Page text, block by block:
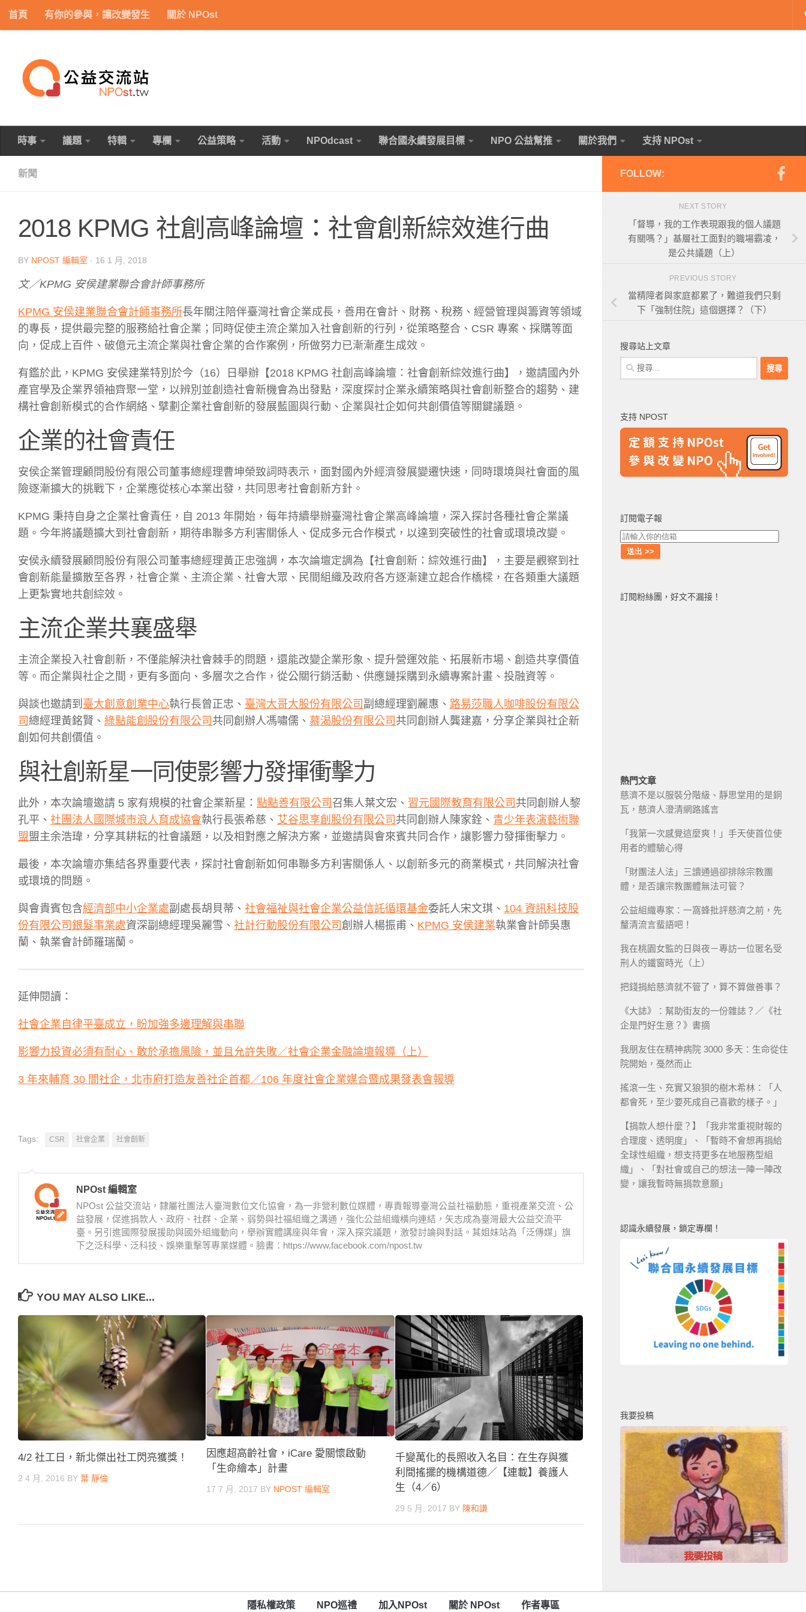
Skip to content
首頁 有你的參與，讓改變發生 關於 NPOst
時事 議題 特輯 專欄 公益策略 活動 NPOdcast 聯合國永續發展目標 NPO 公益幫推 關於我們 支持 NPOst
新聞
2018 KPMG 社創高峰論壇：社會創新綜效進行曲
BY NPOST 編輯室 · 16 1 月, 2018
文／KPMG 安侯建業聯合會計師事務所
KPMG 安侯建業聯合會計師事務所長年關注陪伴臺灣社會企業成長，善用在會計、財務、稅務、經營管理與籌資等領域
的專長，提供最完整的服務給社會企業；同時促使主流企業加入社會創新的行列，從策略整合、CSR 專案、採購等面
向，促成上百件、破億元主流企業與社會企業的合作案例，所做努力已漸漸產生成效。
有鑑於此，KPMG 安侯建業特別於今（16）日舉辦【2018 KPMG 社創高峰論壇：社會創新綜效進行曲】，邀請國內外
產官學及企業界領袖齊聚一堂，以辨別並創造社會新機會為出發點，深度探討企業永續策略與社會創新整合的趨勢、建
構社會創新模式的合作網絡、擘劃企業社會創新的發展藍圖與行動、企業與社企如何共創價值等關鍵議題。
企業的社會責任
安侯企業管理顧問股份有限公司董事總經理曹坤榮致詞時表示，面對國內外經濟發展變遷快速，同時環境與社會面的風
險逐漸擴大的挑戰下，企業應從核心本業出發，共同思考社會創新方針。
KPMG 秉持自身之企業社會責任，自 2013 年開始，每年持續舉辦臺灣社會企業高峰論壇，深入探討各種社會企業議
題。今年將議題擴大到社會創新，期待串聯多方利害關係人、促成多元合作模式，以達到突破性的社會或環境改變。
安侯永續發展顧問股份有限公司董事總經理黃正忠強調，本次論壇定調為【社會創新：綜效進行曲】，主要是觀察到社
會創新能量擴散至各界，社會企業、主流企業、社會大眾、民間組織及政府各方逐漸建立起合作橋樑，在各類重大議題
上更紮實地共創綜效。
主流企業共襄盛舉
主流企業投入社會創新，不僅能解決社會棘手的問題，還能改變企業形象、提升營運效能、拓展新市場、創造共享價值
等。而企業與社企之間，更有多面向、多層次之合作，從公關行銷活動、供應鏈採購到永續專案計畫、投融資等。
與談也邀請到 臺大創意創業中心執行長曾正忠、 臺灣大哥大股份有限公司 副總經理劉麗惠、 路易莎職人咖啡股份有限公
司總經理黃銘賢、 綠點能創股份有限公司 共同創辦人馮嘯儒、 慕渴股份有限公司 共同創辦人龔建嘉，分享企業與社企新
創如何共創價值。
與社創新星一同使影響力發揮衝擊力
此外，本次論壇邀請 5 家有規模的社會企業新星： 點點善有限公司 召集人葉文宏、 習元國際教育有限公司 共同創辦人黎
孔平、 社團法人國際城市浪人育成協會執行長張希慈、 艾谷思享創股份有限公司 共同創辦人陳家銓、 青少年表演藝術聯
盟盟主余浩瑋，分享其耕耘的社會議題，以及相對應之解決方案，並邀請與會來賓共同合作，讓影響力發揮衝擊力。
最後，本次論壇亦集結各界重要代表，探討社會創新如何串聯多方利害關係人、以創新多元的商業模式，共同解決社會
或環境的問題。
與會貴賓包含經濟部中小企業處副處長胡貝蒂、 社會福祉與社會企業公益信託循環基金委託人宋文琪、 104 資訊科技股
份有限公司銀髮事業處資深副總經理吳麗雪、 社計行動股份有限公司 創辦人楊振甫、 KPMG 安侯建業執業會計師吳惠
蘭、執業會計師羅瑞蘭。
延伸閱讀：
社會企業自律平臺成立，盼加強多邊理解與串聯
影響力投資必須有耐心、敢於承擔風險，並且允許失敗／社會企業金融論壇報導（上）
3 年來輔育 30 間社企，北市府打造友善社企首都／106 年度社會企業媒合暨成果發表會報導
Tags: CSR 社會企業 社會創新
NPOst 編輯室
NPOst 公益交流站，隸屬社團法人臺灣數位文化協會，為一非營利數位媒體，專責報導臺灣公益社福動態，重視產業交流、公
益發展，促進捐款人、政府、社群、企業、弱勢與社福組織之溝通，強化公益組織橫向連結，矢志成為臺灣最大公益交流平
臺。另引進國際發展援助與國外組織動向，舉辦實體講座與年會，深入探究議題，激發討論與對話。其姐妹站為「泛傳媒」旗
下之泛科學、泛科技、娛樂重擊等專業媒體。臉書：https://www.facebook.com/npost.tw
YOU MAY ALSO LIKE...
4/2 社工日，新北傑出社工閃亮獲獎！
2 4 月, 2016 BY 葉 靜倫
因應超高齡社會，iCare 愛關懷啟動
「生命繪本」計畫
17 7 月, 2017 BY NPOST 編輯室
千變萬化的長照收入名目：在生存與獲
利間搖擺的機構道德／【連載】養護人
生（4／6）
29 5 月, 2017 BY 陳和謙
FOLLOW:
NEXT STORY
「督導，我的工作表現跟我的個人議題
有關嗎？」基層社工面對的職場霸凌，
是公共議題（上）
PREVIOUS STORY
當精障者與家庭都累了，難道我們只剩
下「強制住院」這個選擇？（下）
搜尋站上文章
搜
尋
字:
支持 NPOST
訂閱電子報
訂閱粉絲團，好文不漏接！
熱門文章
慈濟不是以服裝分階級、靜思堂用的是銅
瓦，慈濟人澄清網路謠言
「我第一次感覺這麼爽！」手天使首位使
用者的體驗心得
「財團法人法」三讀通過卻排除宗教團
體，是否讓宗教團體無法可管？
公益組織專家：一窩蜂批評慈濟之前，先
釐清流言蜚語吧！
我在桃園女監的日與夜－專訪一位匿名受
刑人的鐵窗時光（上）
把錢捐給慈濟就不管了，算不算做善事？
《大誌》：幫助街友的一份雜誌？／《社
企是門好生意？》書摘
我朋友住在精神病院 3000 多天：生命從住
院開始，戞然而止
搖滾一生、充實又狼狽的樹木希林：「人
都會死，至少要死成自己喜歡的樣子。」
【捐款人想什麼？】「我非常重視財報的
合理度、透明度」、「暫時不會想再捐給
全球性組織，想支持更多在地服務型組
織」、「對社會或自己的想法一陣一陣改
變，讓我暫時無捐款意願」
認識永續發展，鎖定專欄！
我要投稿
隱私權政策 NPO巡禮 加入NPOst 關於 NPOst 作者專區